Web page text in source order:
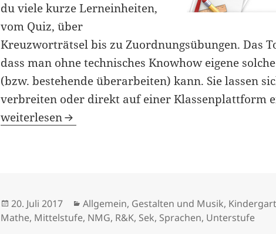
du viele kurze Lerneinheiten,
vom Quiz, über
Kreuzworträtsel bis zu Zuordnungsübungen. Das
dass man ohne technisches Knowhow eigene
(bzw. bestehende überarbeiten) kann. Sie lassen
verbreiten oder direkt auf einer Klassenplattform
LearningApps – Onlineübungen selber machen
weiterlesen
Veröffentlicht
am
20. Juli 2017 Kategorien
Allgemein, Gestalten und Musik,
Mathe, Mittelstufe, NMG, R&K, Sek, Sprachen, Unterstufe